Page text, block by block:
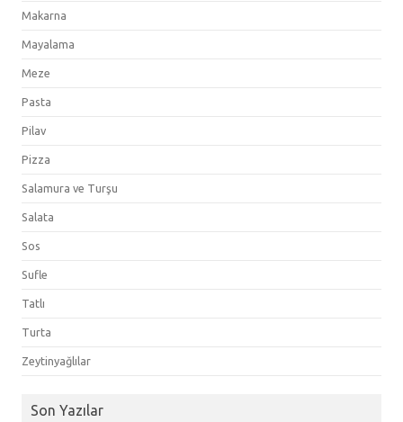
Makarna
Mayalama
Meze
Pasta
Pilav
Pizza
Salamura ve Turşu
Salata
Sos
Sufle
Tatlı
Turta
Zeytinyağlılar
Son Yazılar